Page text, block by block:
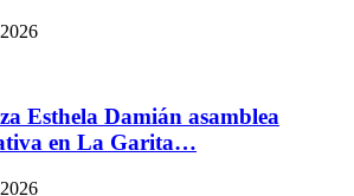
Esthela Damián asamblea
en La Garita…